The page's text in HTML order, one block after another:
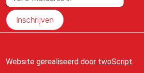
Inschrijven
Website gerealiseerd door twoScript.